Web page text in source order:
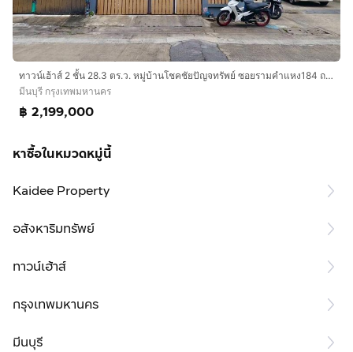
ทาวน์เฮ้าส์ 2 ชั้น 28.3 ตร.ว. หมู่บ้านโชคชัยปัญจทรัพย์ ซอยรามคำแหง184 ถนนรามคำแหง ถนนฉลองกรุง เขตมีนบุรี กรุงเทพมหานคร
มีนบุรี กรุงเทพมหานคร
฿ 2,199,000
หาซื้อในหมวดหมู่นี้
Kaidee Property
อสังหาริมทรัพย์
ทาวน์เฮ้าส์
กรุงเทพมหานคร
มีนบุรี